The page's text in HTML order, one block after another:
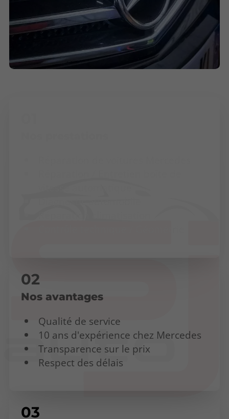
Nos avantages
Qualité de service
10 ans d'expérience chez Mercedes
Transparence sur le prix
Respect des délais